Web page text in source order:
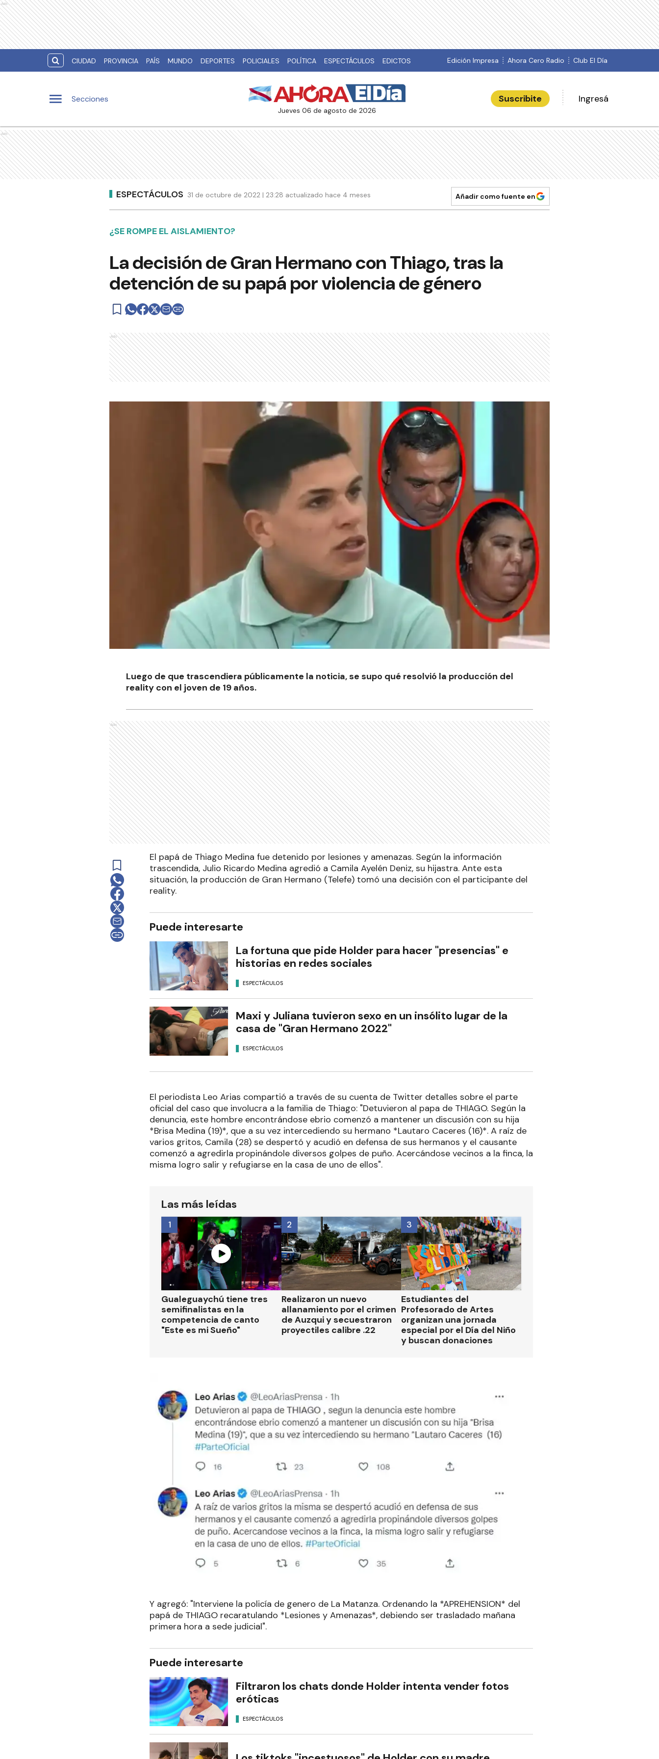
Ads
CIUDAD PROVINCIA PAÍS MUNDO DEPORTES POLICIALES POLÍTICA ESPECTÁCULOS EDICTOS Edición Impresa Ahora Cero Radio Club El Día
Secciones
jueves 06 de agosto de 2026
Suscribite Ingresá
Ads
ESPECTÁCULOS 31 de octubre de 2022 | 23:28 actualizado hace 4 meses Añadir como fuente en
¿SE ROMPE EL AISLAMIENTO?
La decisión de Gran Hermano con Thiago, tras la
detención de su papá por violencia de género
Ads
Luego de que trascendiera públicamente la noticia, se supo qué resolvió la producción del
reality con el joven de 19 años.
Ads
El papá de Thiago Medina fue detenido por lesiones y amenazas. Según la información
trascendida, Julio Ricardo Medina agredió a Camila Ayelén Deniz, su hijastra. Ante esta
situación, la producción de Gran Hermano (Telefe) tomó una decisión con el participante del
reality.
Puede interesarte
La fortuna que pide Holder para hacer "presencias" e
historias en redes sociales
ESPECTÁCULOS
Maxi y Juliana tuvieron sexo en un insólito lugar de la
casa de "Gran Hermano 2022"
ESPECTÁCULOS
El periodista Leo Arias compartió a través de su cuenta de Twitter detalles sobre el parte
oficial del caso que involucra a la familia de Thiago: "Detuvieron al papa de THIAGO. Según la
denuncia, este hombre encontrándose ebrio comenzó a mantener un discusión con su hija
*Brisa Medina (19)*, que a su vez intercediendo su hermano *Lautaro Caceres (16)*. A raíz de
varios gritos, Camila (28) se despertó y acudió en defensa de sus hermanos y el causante
comenzó a agredirla propinándole diversos golpes de puño. Acercándose vecinos a la finca, la
misma logro salir y refugiarse en la casa de uno de ellos".
Las más leídas
Gualeguaychú tiene tres
semifinalistas en la
competencia de canto
"Este es mi Sueño"
1
Realizaron un nuevo
allanamiento por el crimen
de Auzqui y secuestraron
proyectiles calibre .22
2
Estudiantes del
Profesorado de Artes
organizan una jornada
especial por el Día del Niño
y buscan donaciones
3
Y agregó: "Interviene la policía de genero de La Matanza. Ordenando la *APREHENSION* del
papá de THIAGO recaratulando *Lesiones y Amenazas*, debiendo ser trasladado mañana
primera hora a sede judicial".
Puede interesarte
Filtraron los chats donde Holder intenta vender fotos
eróticas
ESPECTÁCULOS